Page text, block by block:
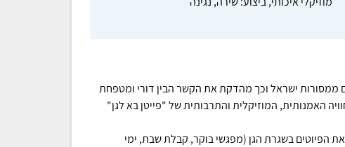
ממסורות ישראל וכך מהדקת את הקשר הבין דורי ומטפחת
האמנותית, המוזיקלית והתרבותית של "פייטן בא לגן"
הפיוטים בשגרת הגן (מפגשי בוקר, קבלת שבת, ימי